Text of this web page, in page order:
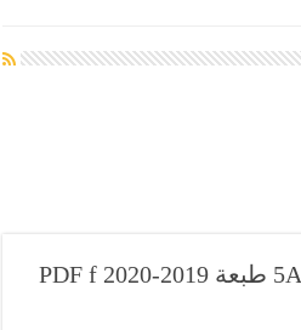
كتاب التربية المدنية 5AP طبعة 2019-2020 PDF f